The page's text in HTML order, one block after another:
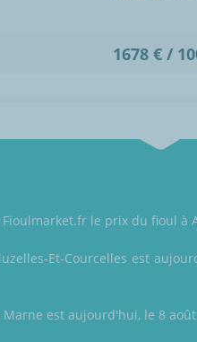
1678 € /
le prix du fioul à
Et-Courcelles est
est aujourd'hui, le 8